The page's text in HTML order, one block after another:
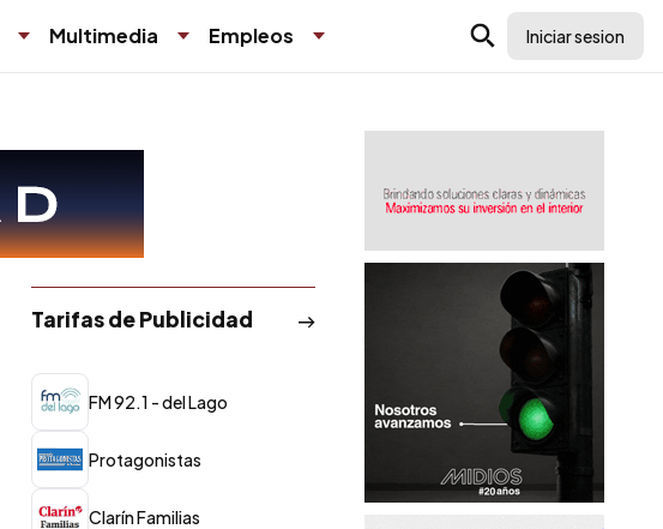
Multimedia Empleos Iniciar sesion
Tarifas de Publicidad
FM 92.1 - del Lago
Protagonistas
Clarín Familias